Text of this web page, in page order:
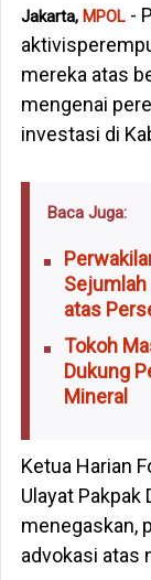
Jakarta, MPOL-
mereka atas
mengenai
investasi di
Baca Juga:
Sejumlah
atas
Tokoh
Dukung
Mineral
Ketua Harian
Ulayat Pakpak
menegaskan,
advokasi atas